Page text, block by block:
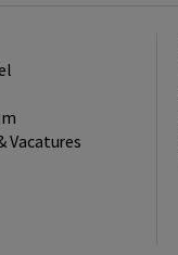
Vacatures